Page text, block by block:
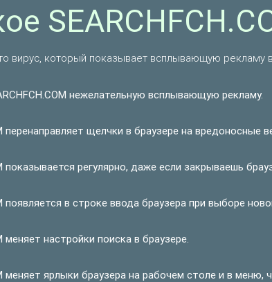
вирус, который показывает всплывающую рекламу
нежелательную всплывающую рекламу.
перенаправляет щелчки в браузере на вредоносные
показывается регулярно, даже если закрываешь
появляется в строке ввода браузера при выборе
меняет настройки поиска в браузере.
меняет ярлыки браузера на рабочем столе и в